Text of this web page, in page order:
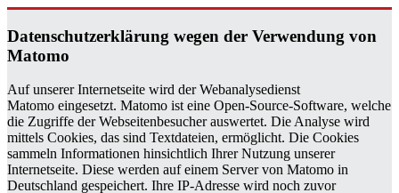
Da­ten­schutz­er­klä­rung wegen der Ver­wen­dung von
Ma­to­mo
Auf unserer Internetseite wird der Webanalysedienst
Matomo eingesetzt. Matomo ist eine Open-Source-Software, welche
die Zugriffe der Webseitenbesucher auswertet. Die Analyse wird
mittels Cookies, das sind Textdateien, ermöglicht. Die Cookies
sammeln Informationen hinsichtlich Ihrer Nutzung unserer
Internetseite. Diese werden auf einem Server von Matomo in
Deutschland gespeichert. Ihre IP-Adresse wird noch zuvor